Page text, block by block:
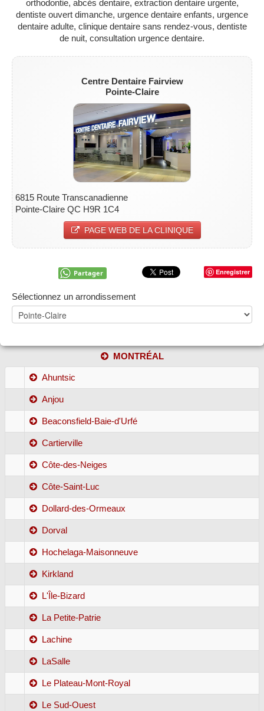
orthodontie, abcès dentaire, extraction dentaire urgente,
dentiste ouvert dimanche, urgence dentaire enfants, urgence
dentaire adulte, clinique dentaire sans rendez-vous, dentiste
de nuit, consultation urgence dentaire.
Centre Dentaire Fairview
Pointe-Claire
6815 Route Transcanadienne
Pointe-Claire QC H9R 1C4
PAGE WEB DE LA CLINIQUE
Enregistrer
Partager
Sélectionnez un arrondissement
MONTRÉAL
Ahuntsic
Anjou
Beaconsfield-Baie-d'Urfé
Cartierville
Côte-des-Neiges
Côte-Saint-Luc
Dollard-des-Ormeaux
Dorval
Hochelaga-Maisonneuve
Kirkland
L'Île-Bizard
La Petite-Patrie
Lachine
LaSalle
Le Plateau-Mont-Royal
Le Sud-Ouest